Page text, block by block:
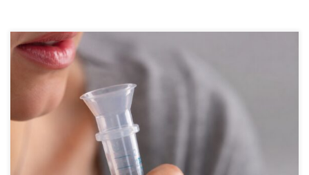
Jak długo THC utrzymuje się w ślinie i kiedy może zostać wykryte?
THC, czyli tetrahydrokannabinol, to główny składnik
psychoaktywny występujący w konopiach. Substancja ta
odpowiada za charakterystyczne działanie marihuany wpływające
między innymi na samopoczucie, koncentrację, refleks, percepcję
oraz koordynację ruchową. Bardzo wiele osób zastanawia się, jak
długo THC pozostaje obecne […]